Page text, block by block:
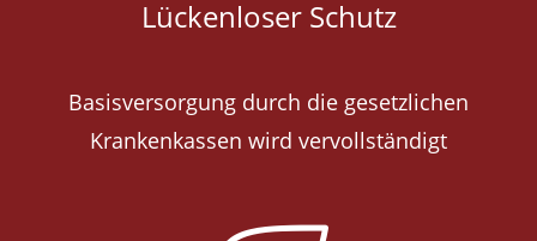
Lückenloser Schutz
Basisversorgung durch die gesetzlichen
Krankenkassen wird vervollständigt